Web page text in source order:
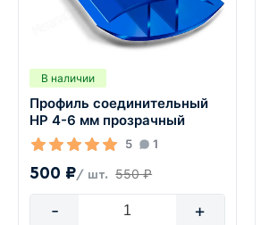
В наличии
Профиль соединительный
HP 4-6 мм прозрачный
5 1
500 ₽/ шт. 550 ₽
- +